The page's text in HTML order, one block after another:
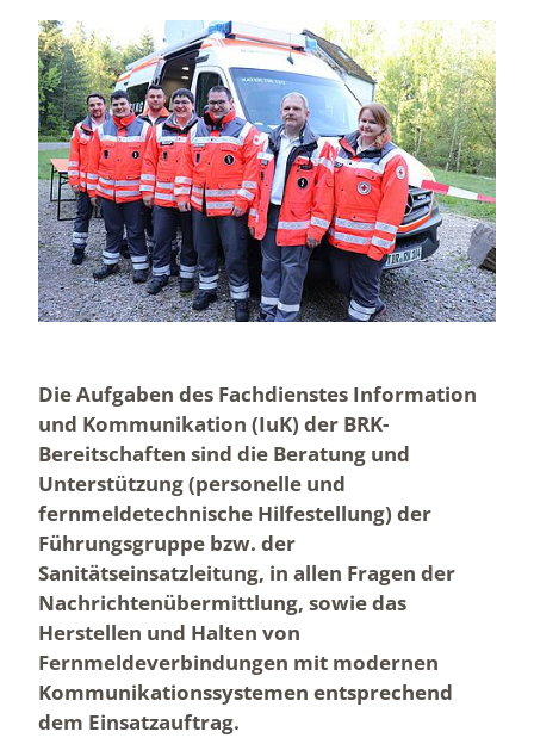
Die Aufgaben des Fachdienstes Information
und Kommunikation (IuK) der BRK-
Bereitschaften sind die Beratung und
Unterstützung (personelle und
fernmeldetechnische Hilfestellung) der
Führungsgruppe bzw. der
Sanitätseinsatzleitung, in allen Fragen der
Nachrichtenübermittlung, sowie das
Herstellen und Halten von
Fernmeldeverbindungen mit modernen
Kommunikationssystemen entsprechend
dem Einsatzauftrag.